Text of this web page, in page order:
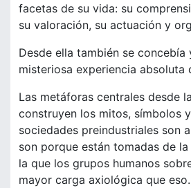
facetas de su vida: su
su valoración, su actuación y
Desde ella también se concebía
misteriosa experiencia absoluta
Las metáforas centrales desde
construyen los mitos, símbolos
sociedades preindustriales son
son porque están tomadas de
la que los grupos humanos
mayor carga axiológica que eso.